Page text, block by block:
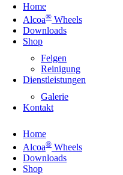
Home
Alcoa® Wheels
Downloads
Shop
Felgen
Reinigung
Dienstleistungen
Galerie
Kontakt
Home
Alcoa® Wheels
Downloads
Shop